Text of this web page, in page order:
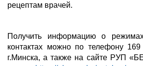
рецептам врачей.
Получить информацию о
контактах можно по телефону 169
г.Минска, а также на сайте РУП